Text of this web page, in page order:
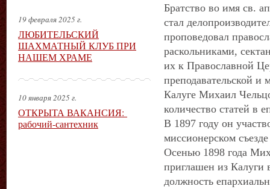
Братство во имя св.
стал
проповедовал
раскольниками,
их к Православной
преподавательской и
Калуге Михаил
количество статей в
В 1897 году он
миссионерском
Осенью 1898 года
приглашен из Калуги
должность
19 февраля 2025 г.
ЛЮБИТЕЛЬСКИЙ
ШАХМАТНЫЙ КЛУБ ПРИ
НАШЕМ ХРАМЕ
10 января 2025 г.
ОТКРЫТА ВАКАНСИЯ:
рабочий-сантехник